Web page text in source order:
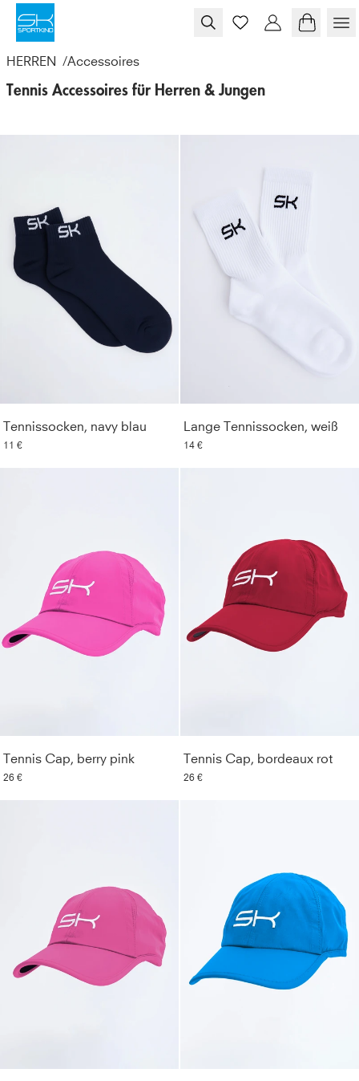
HERREN /Accessoires
Tennis Accessoires für Herren & Jungen
Tennissocken, navy blau
11 €
Lange Tennissocken, weiß
14 €
Tennis Cap, berry pink
26 €
Tennis Cap, bordeaux rot
26 €